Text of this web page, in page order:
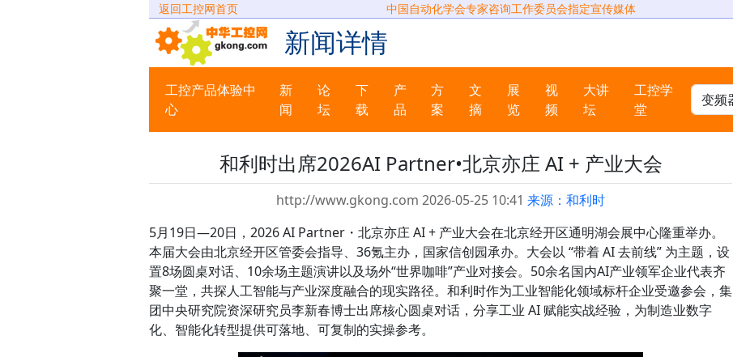
返回工控网首页 中国自动化学会专家咨询工作委员会指定宣传媒体
新闻详情
工控产品体验中
心
新
闻
论
坛
下
载
产
品
方
案
文
摘
展
览
视
频
大讲
坛
工控学
堂
和利时出席2026AI Partner•北京亦庄 AI + 产业大会
http://www.gkong.com 2026-05-25 10:41 来源：和利时
5月19日—20日，2026 AI Partner・北京亦庄 AI + 产业大会在北京经开区通明湖会展中心隆重举办。
本届大会由北京经开区管委会指导、36氪主办，国家信创园承办。大会以 “带着 AI 去前线” 为主题，设
置8场圆桌对话、10余场主题演讲以及场外“世界咖啡”产业对接会。50余名国内AI产业领军企业代表齐
聚一堂，共探人工智能与产业深度融合的现实路径。和利时作为工业智能化领域标杆企业受邀参会，集
团中央研究院资深研究员李新春博士出席核心圆桌对话，分享工业 AI 赋能实战经验，为制造业数字
化、智能化转型提供可落地、可复制的实操参考。